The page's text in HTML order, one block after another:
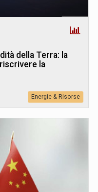
della Terra: la
la
Energie & Risorse